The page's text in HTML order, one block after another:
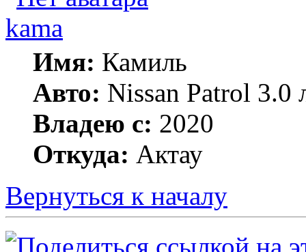
kama
Имя: Камиль
Авто: Nissan Patrol
Владею с: 2020
Откуда: Актау
Вернуться к началу